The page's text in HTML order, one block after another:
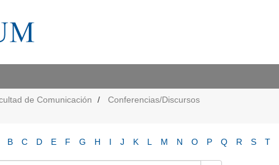
de Comunicación
Conferencias/Discursos
B C D E F G H I J K L M N O P Q R S T